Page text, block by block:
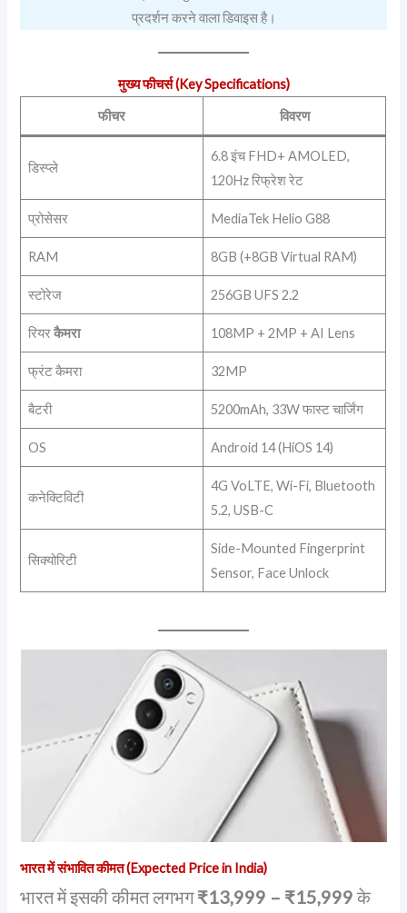
प्रदर्शन करने वाला डिवाइस है।
मुख्य फीचर्स (Key Specifications)
फीचर विवरण
डिस्प्ले
6.8 इंच FHD+ AMOLED,
120Hz रिफ्रेश रेट
प्रोसेसर MediaTek Helio G88
RAM 8GB (+8GB Virtual RAM)
स्टोरेज 256GB UFS 2.2
रियरकैमरा 108MP + 2MP + AI Lens
फ्रंट कैमरा 32MP
बैटरी 5200mAh, 33W फास्ट चार्जिंग
OS Android 14 (HiOS 14)
कनेक्टिविटी
4G VoLTE, Wi-Fi, Bluetooth
5.2, USB-C
सिक्योरिटी
Side-Mounted Fingerprint
Sensor, Face Unlock
भारत में संभावित कीमत (Expected Price in India)
भारत में इसकी कीमत लगभग₹13,999 – ₹15,999के